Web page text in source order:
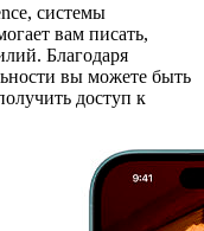
системы
вам писать,
Благодаря
вы можете быть
доступ к